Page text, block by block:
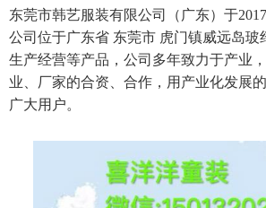
东莞市韩艺服装有限公司（广东）于
公司位于广东省 东莞市 虎门镇威远岛玻
生产经营等产品，公司多年致力于产业
业、厂家的合资、合作，用产业化发展
广大用户。